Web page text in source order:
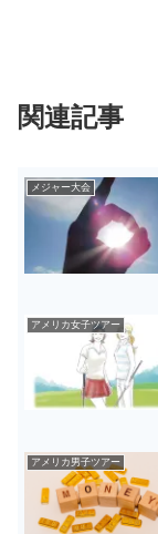
関連記事
メジャー大会
アメリカ女子ツアー
アメリカ男子ツアー